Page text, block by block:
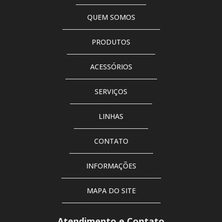
Tinta pu para piso de concreto
Tinta pu para piso de quadras esportivas alta resistência
Trave de futebol de campo oficial
QUEM SOMOS
PRODUTOS
ACESSÓRIOS
SERVIÇOS
LINHAS
CONTATO
INFORMAÇÕES
MAPA DO SITE